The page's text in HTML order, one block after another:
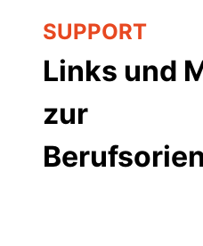
SUPPORT
Links und
zur